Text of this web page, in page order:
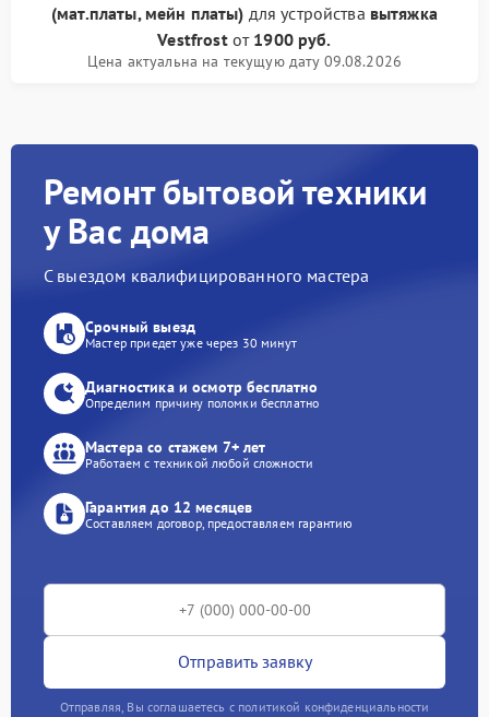
(мат.платы, мейн платы) для устройства вытяжка
Vestfrostот 1900 руб.
Цена актуальна на текущую дату 09.08.2026
Ремонт бытовой техники
у Вас дома
С выездом квалифицированного мастера
Срочный выезд
Мастер приедет уже через 30 минут
Диагностика и осмотр бесплатно
Определим причину поломки бесплатно
Мастера со стажем 7+ лет
Работаем с техникой любой сложности
Гарантия до 12 месяцев
Составляем договор, предоставляем гарантию
Отправить заявку
Отправляя, Вы соглашаетесь с политикой конфиденциальности